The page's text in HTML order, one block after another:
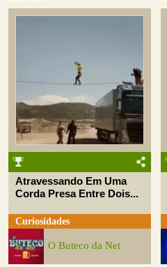
Atravessando Em Uma
Corda Presa Entre Dois...
Curiosidades
O Buteco da Net